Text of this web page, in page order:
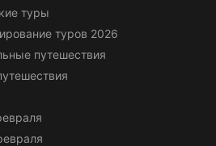
туры
туров 2026
путешествия